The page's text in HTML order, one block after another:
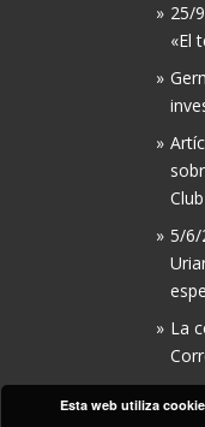
25/
«El
5/6/
La
Esta web utiliza